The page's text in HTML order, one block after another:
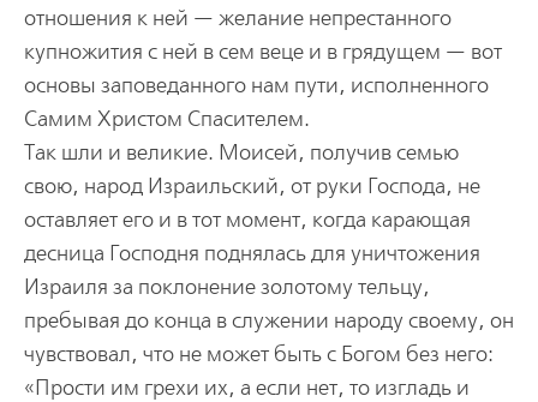
отношения к ней — желание непрестанного
купножития с ней в сем веце и в грядущем — вот
основы заповеданного нам пути, исполненного
Самим Христом Спасителем.
Так шли и великие. Моисей, получив семью
свою, народ Израильский, от руки Господа, не
оставляет его и в тот момент, когда карающая
десница Господня поднялась для уничтожения
Израиля за поклонение золотому тельцу,
пребывая до конца в служении народу своему, он
чувствовал, что не может быть с Богом без него:
«Прости им грехи их, а если нет, то изгладь и